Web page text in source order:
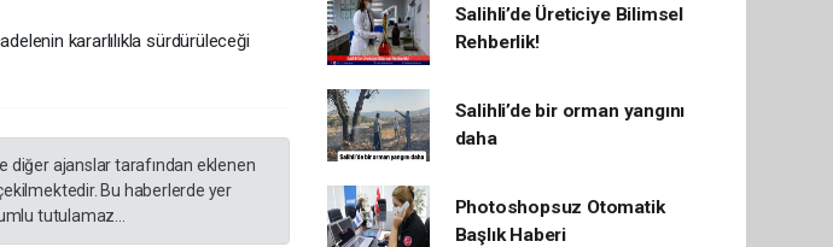
kararlılıkla sürdürüleceği
diğer ajanslar tarafından eklenen
Bu haberlerde yer
tutulamaz...
Salihli’de Üreticiye Bilimsel
Rehberlik!
Salihli’de bir orman yangını
daha
Photoshopsuz Otomatik
Başlık Haberi